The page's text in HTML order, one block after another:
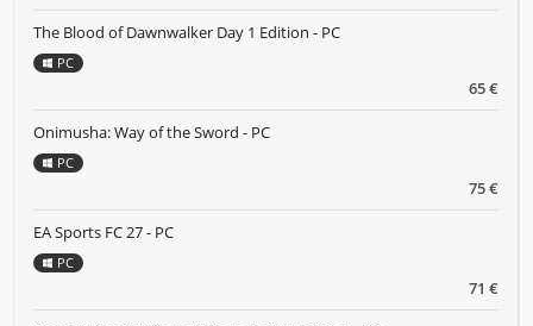
65 €
The Blood of Dawnwalker Day 1 Edition - PC
PC
75 €
Onimusha: Way of the Sword - PC
PC
71 €
EA Sports FC 27 - PC
PC